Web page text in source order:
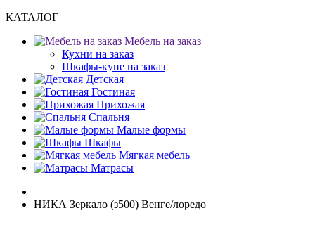
КАТАЛОГ
Мебель на заказ
Кухни на заказ
Шкафы-купе на заказ
Детская
Гостиная
Прихожая
Спальня
Малые формы
Шкафы
Мягкая мебель
Матрасы
НИКА Зеркало (з500) Венге/лоредо